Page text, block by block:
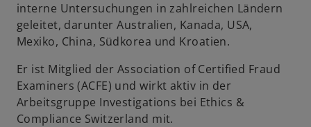
interne Untersuchungen in zahlreichen Ländern
geleitet, darunter Australien, Kanada, USA,
Mexiko, China, Südkorea und Kroatien.
Er ist Mitglied der Association of Certified Fraud
Examiners (ACFE) und wirkt aktiv in der
Arbeitsgruppe Investigations bei Ethics &
Compliance Switzerland mit.